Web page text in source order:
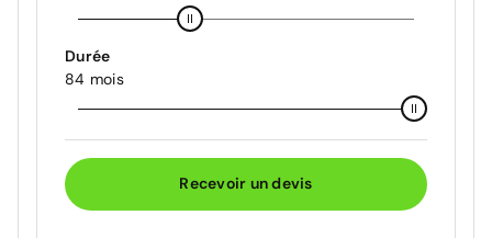
Durée
84 mois
Recevoir un devis